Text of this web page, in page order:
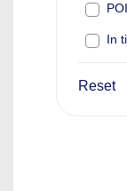
POI
In
Reset